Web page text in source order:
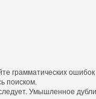
грамматических ошибок
поиском.
Умышленное